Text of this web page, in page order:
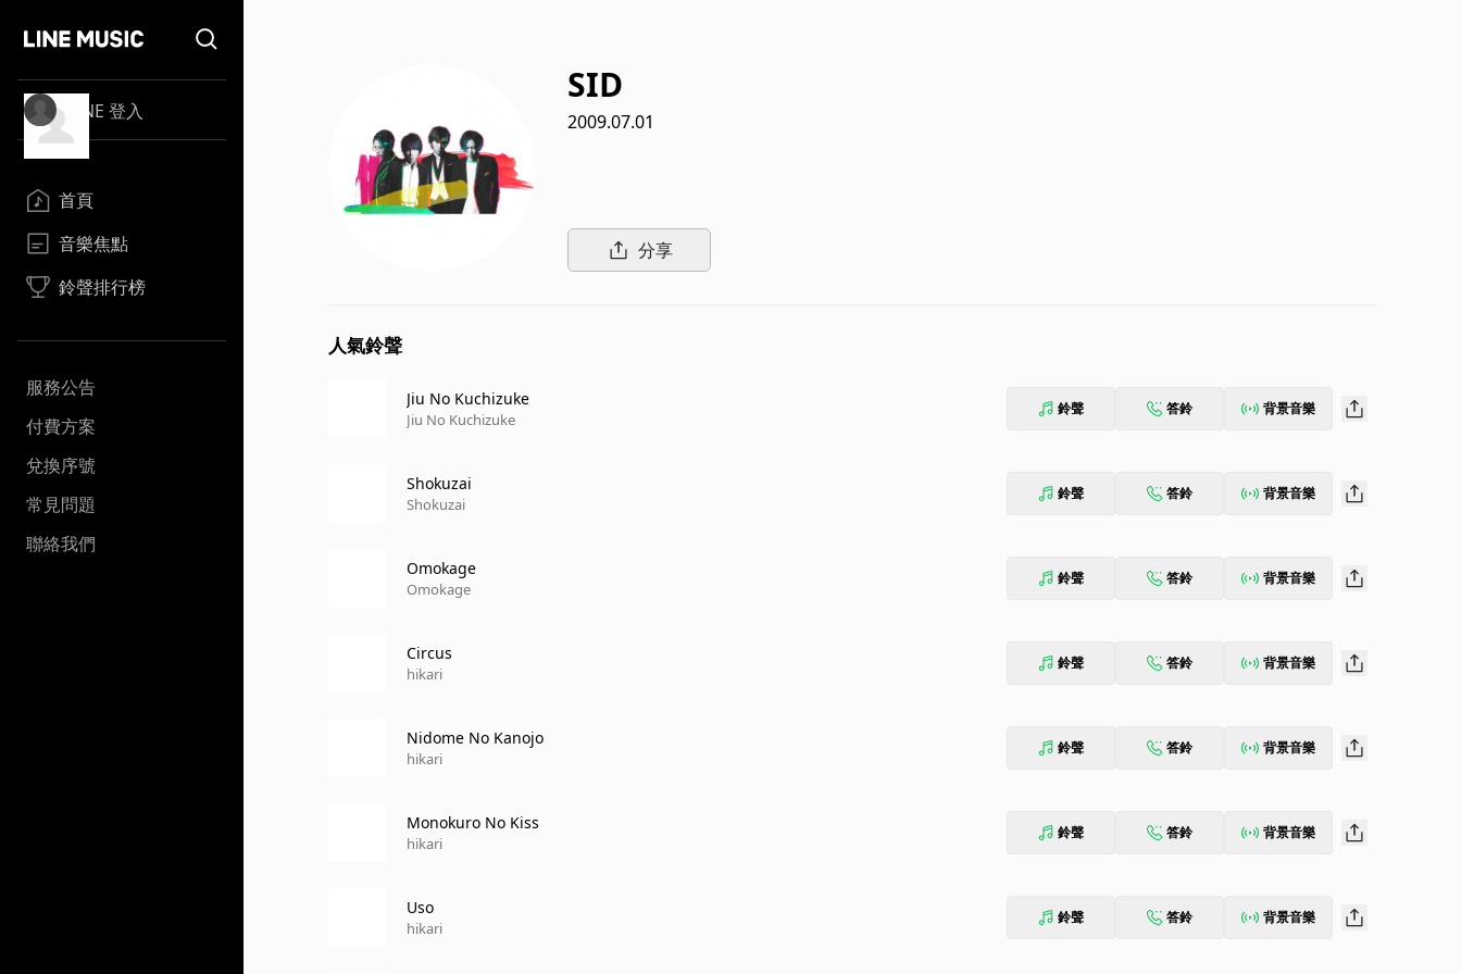
LINE 登入
首頁
音樂焦點
鈴聲排行榜
服務公告
付費方案
兌換序號
常見問題
聯絡我們
SID
2009.07.01
分享
人氣鈴聲
Jiu No Kuchizuke
Jiu No Kuchizuke
鈴聲 答鈴 背景音樂
Shokuzai
Shokuzai
鈴聲 答鈴 背景音樂
Omokage
Omokage
鈴聲 答鈴 背景音樂
Circus
hikari
鈴聲 答鈴 背景音樂
Nidome No Kanojo
hikari
鈴聲 答鈴 背景音樂
Monokuro No Kiss
hikari
鈴聲 答鈴 背景音樂
Uso
hikari
鈴聲 答鈴 背景音樂